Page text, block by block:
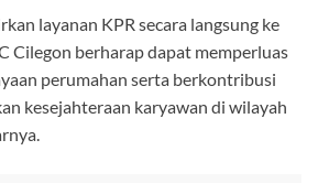
layanan KPR secara langsung ke
Cilegon berharap dapat memperluas
perumahan serta berkontribusi
kesejahteraan karyawan di wilayah